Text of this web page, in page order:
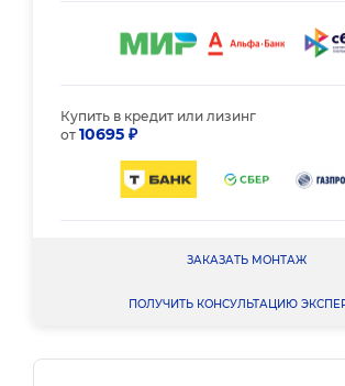
Купить в кредит или лизинг
от 10695 ₽
ЗАКАЗАТЬ МОНТАЖ
ПОЛУЧИТЬ КОНСУЛЬТАЦИЮ